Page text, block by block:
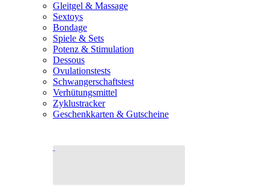
Gleitgel & Massage
Sextoys
Bondage
Spiele & Sets
Potenz & Stimulation
Dessous
Ovulationstests
Schwangerschaftstest
Verhütungsmittel
Zyklustracker
Geschenkkarten & Gutscheine